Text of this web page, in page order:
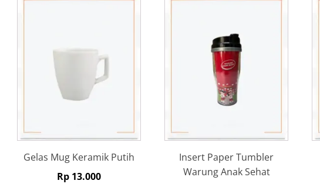
Gelas Mug Keramik Putih
Rp 13.000
Insert Paper Tumbler
Warung Anak Sehat